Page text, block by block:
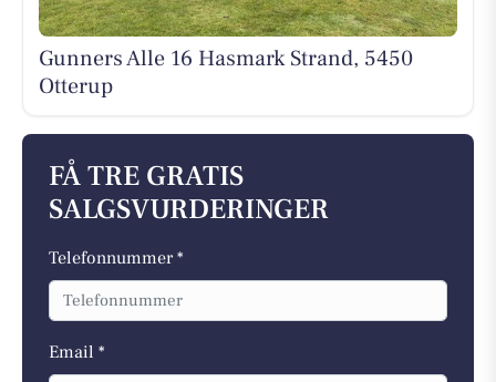
Gunners Alle 16 Hasmark Strand, 5450
Otterup
FÅ TRE GRATIS
SALGSVURDERINGER
Telefonnummer *
Email *